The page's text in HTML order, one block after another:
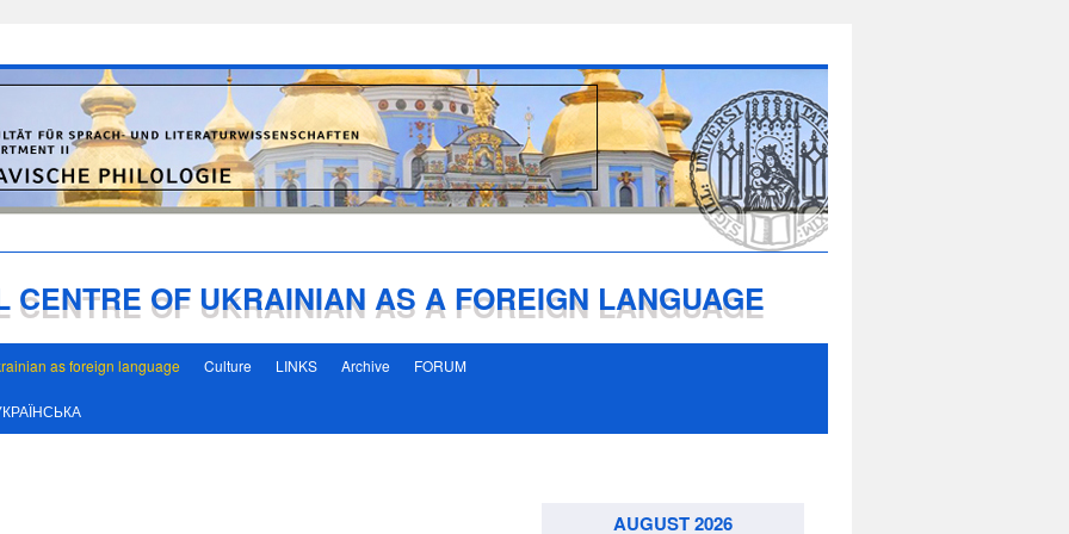
CENTRE OF UKRAINIAN AS A FOREIGN LANGUAGE
as foreign language Culture LINKS Archive FORUM
AUGUST 2026